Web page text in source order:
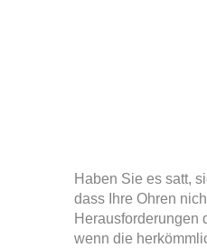
Haben Sie es satt,
dass Ihre Ohren
Herausforderungen
wenn die